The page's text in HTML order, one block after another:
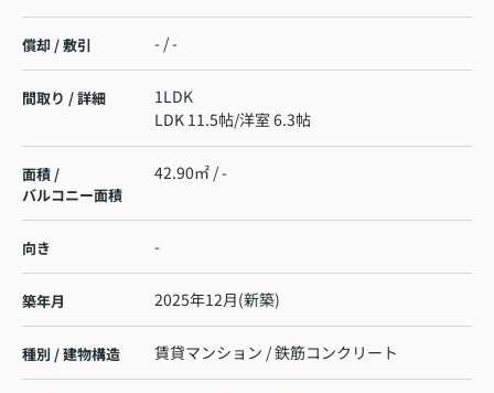
償却 / 敷引 - / -
間取り / 詳細
1LDK
LDK 11.5帖/洋室 6.3帖
面積 /
バルコニー面積
42.90㎡ / -
向き -
築年月 2025年12月(新築)
種別 / 建物構造 賃貸マンション / 鉄筋コンクリート